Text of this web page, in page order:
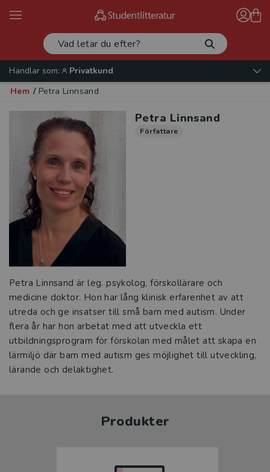
Handlar som:
Privatkund
Hem / Petra Linnsand
Petra Linnsand
Författare
Petra Linnsand är leg. psykolog, förskollärare och
medicine doktor. Hon har lång klinisk erfarenhet av att
utreda och ge insatser till små barn med autism. Under
flera år har hon arbetat med att utveckla ett
utbildningsprogram för förskolan med målet att skapa en
lärmiljö där barn med autism ges möjlighet till utveckling,
lärande och delaktighet.
Produkter